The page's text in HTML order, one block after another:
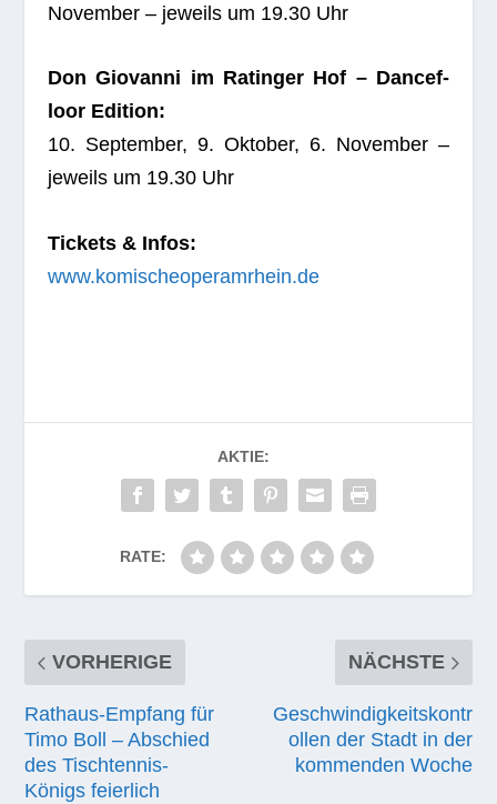
Novem­ber – jeweils um 19.30 Uhr
Don Gio­vanni im Ratin­ger Hof – Dance­f­
loor Edi­tion:
10. Sep­tem­ber, 9. Okto­ber, 6. Novem­ber –
jeweils um 19.30 Uhr
Tickets & Infos:
www.komischeoperamrhein.de
AKTIE:
RATE:
VORHERIGE
Rathaus-Empfang für
Timo Boll – Abschied
des Tischtennis-
Königs feierlich
NÄCHSTE
Geschwindigkeitskontr
ollen der Stadt in der
kommenden Woche